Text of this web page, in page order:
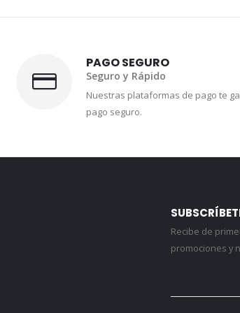
PAGO SEGURO
Seguro y Rápido
Nuestras plataformas de pago te
pago seguro.
Recibe de
promociones y